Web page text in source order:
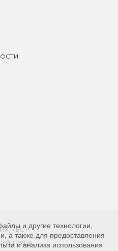
МЕСТ
ТРУДА
и другие технологии,
а также для предоставления
и анализа использования